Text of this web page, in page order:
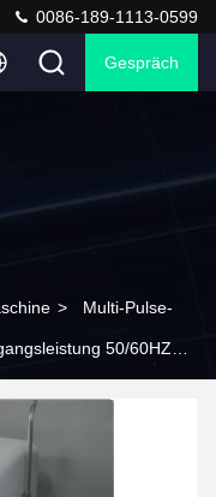
0086-189-1113-0599
Gespräch
> Multi-Pulse-
50/60HZ